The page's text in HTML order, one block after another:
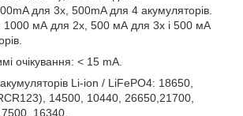
для 3х, 500mA для 4 акумуляторів.
1000 мА для 2х, 500 мА для 3х і 500 мА
очікування: < 15 mА.
Li-ion / LiFePO4: 18650,
14500, 10440, 26650,21700,
16340.